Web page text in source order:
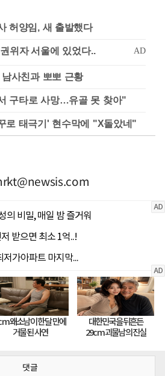
허양임, 새 출발했다
사친과 뽀뽀 근황
구타로 사망…유골 못 찾아"
로 태극기' 현수막에 "X돌았네"
댓글